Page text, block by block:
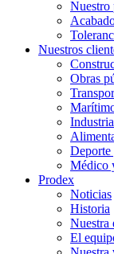
Nuestro
Nuestros
Obras
Industria
Médico
Prodex
Noticias
Historia
Nuestra
El